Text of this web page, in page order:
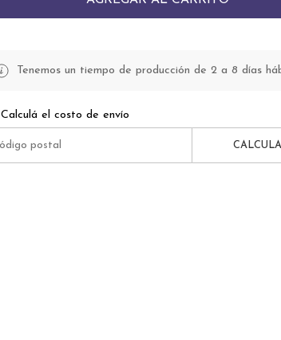
Tenemos un tiempo de producción de 2 a 8 días
Calculá el costo de envío